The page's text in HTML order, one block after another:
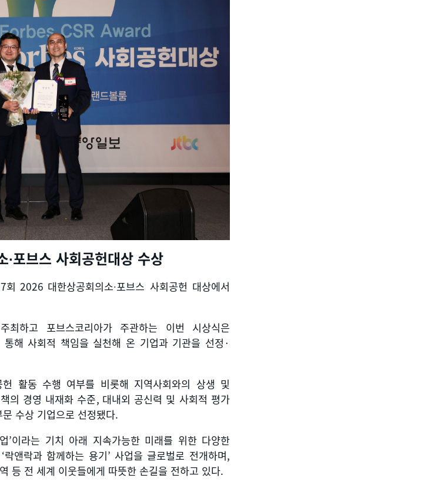
∙포브스 사회공헌대상 수상
회 2026 대한상공회의소∙포브스 사회공헌 대상에서
최하고 포브스코리아가 주관하는 이번 시상식은
해 사회적 책임을 실천해 온 기업과 기관을 선정 ·
헌 활동 수행 여부를 비롯해 지역사회와의 상생 및
의 경영 내재화 수준, 대내외 공신력 및 사회적 평가
문 수상 기업으로 선정됐다.
’이라는 기치 아래 지속가능한 미래를 위한 다양한
‘락앤락과 함께하는 용기’ 사업을 글로벌로 전개하며,
등 전 세계 이웃들에게 따뜻한 손길을 전하고 있다.